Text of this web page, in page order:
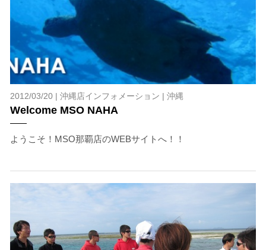
2012/03/20 | 沖縄店インフォメーション | 沖縄
Welcome MSO NAHA
ようこそ！MSO那覇店のWEBサイトへ！！
危険の告知
ホエールスイムは、通常のスノーケリングやスキンダイビ
ングに伴う危険に加え、予測不能なクジラの行動や、クジ
ラとの接触によってトラブルが発生する可能性がありま
す。さらに、流れのある海上で、船上からエントリーやエ
キジットを行う際にもトラブルが生じる可能性がありま
す。そして、これらを要因として傷害や損害が発生する場
合があります。またホエールスイムでは、これら以外にも
参加者はこれらのリスクを理解し、傷害や損害につながっ